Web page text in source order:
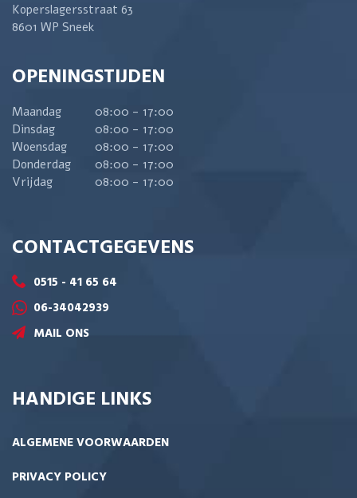
Koperslagersstraat 63
8601 WP Sneek
OPENINGSTIJDEN
Maandag
08:00 - 17:00
Dinsdag
08:00 - 17:00
Woensdag
08:00 - 17:00
Donderdag
08:00 - 17:00
Vrijdag
08:00 - 17:00
CONTACTGEGEVENS
0515 - 41 65 64
06-34042939
MAIL ONS
HANDIGE LINKS
ALGEMENE VOORWAARDEN
PRIVACY POLICY